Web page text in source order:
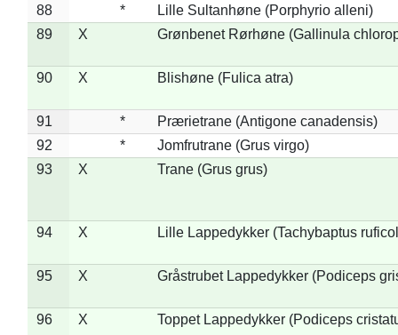
88 *
Lille Sultanhøne (Porphyrio alleni)
89
X Grønbenet Rørhøne (Gallinula
90 X Blishøne (Fulica atra)
91 *
Prærietrane (Antigone canadensis)
92
*
Jomfrutrane (Grus virgo)
93
X Trane (Grus grus)
94 X Lille Lappedykker (Tachybaptus
95 X Gråstrubet Lappedykker (Podiceps
96 X Toppet Lappedykker (Podiceps